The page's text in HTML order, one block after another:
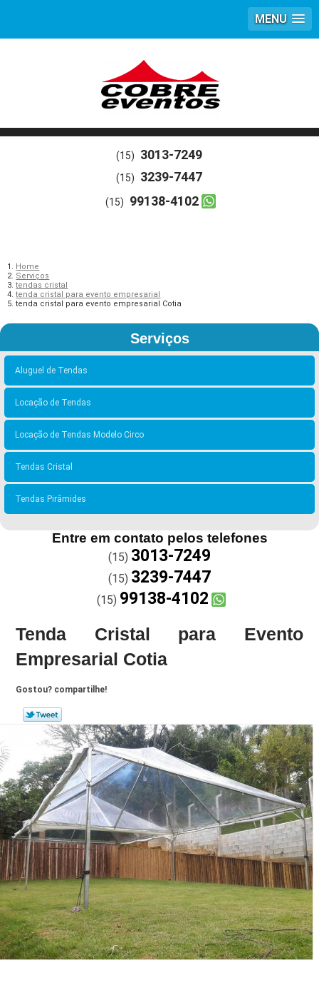
MENU
(15) 3013-7249
(15) 3239-7447
(15) 99138-4102
Home
Serviços
tendas cristal
tenda cristal para evento empresarial
tenda cristal para evento empresarial Cotia
Serviços
Aluguel de Tendas
Locação de Tendas
Locação de Tendas Modelo Circo
Tendas Cristal
Tendas Pirâmides
Entre em contato pelos telefones
(15) 3013-7249
(15) 3239-7447
(15) 99138-4102
Tenda Cristal para Evento
Empresarial Cotia
Gostou? compartilhe!